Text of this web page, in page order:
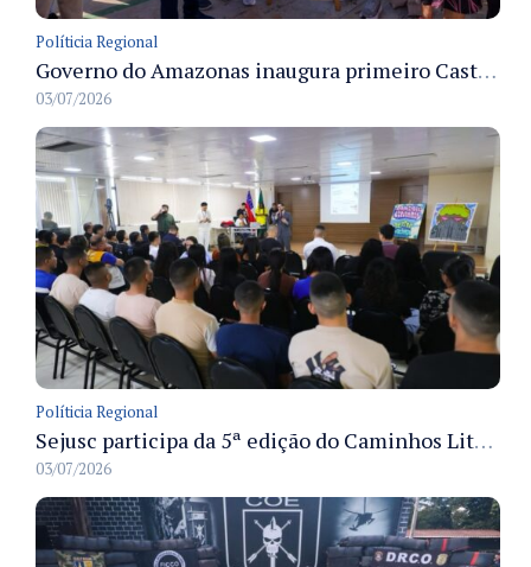
Políticia Regional
Governo do Amazonas inaugura primeiro Castramóvel Fluvial para atendimento veterinário às comunidades ribeirinhas e castração gratuita
03/07/2026
Políticia Regional
Sejusc participa da 5ª edição do Caminhos Literários com foco na cultura hip-hop nas unidades socioeducativas
03/07/2026